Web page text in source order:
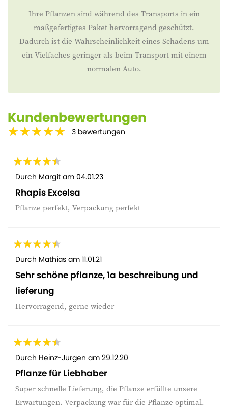
Ihre Pflanzen sind während des Transports in ein
maßgefertigtes Paket hervorragend geschützt.
Dadurch ist die Wahrscheinlichkeit eines Schadens um
ein Vielfaches geringer als beim Transport mit einem
normalen Auto.
Kundenbewertungen
3 bewertungen
Durch Margit am 04.01.23
Rhapis Excelsa
Pflanze perfekt, Verpackung perfekt
Durch Mathias am 11.01.21
Sehr schöne pflanze, 1a beschreibung und
lieferung
Hervorragend, gerne wieder
Durch Heinz-Jürgen am 29.12.20
Pflanze für Liebhaber
Super schnelle Lieferung, die Pflanze erfüllte unsere
Erwartungen. Verpackung war für die Pflanze optimal.